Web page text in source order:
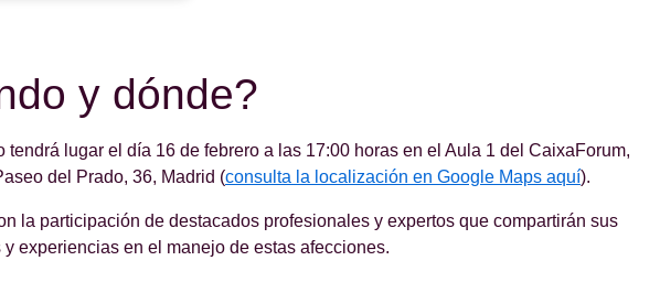
y dónde?
tendrá lugar el día 16 de febrero a las 17:00 horas en el Aula 1 del CaixaForum,
del Prado, 36, Madrid (consulta la localización en Google Maps aquí).
la participación de destacados profesionales y expertos que compartirán sus
experiencias en el manejo de estas afecciones.